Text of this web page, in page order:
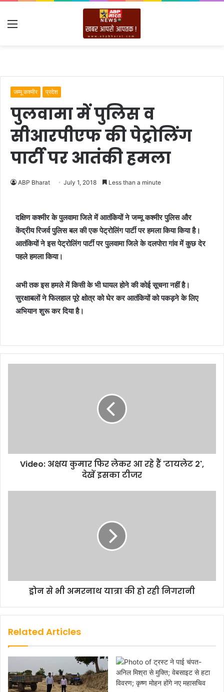
Menu
जम्मू कश्मीर प्रदेश
पुलवामा में पुलिस व
सीआरपीएफ की पेट्रोलिंग
पार्टी पर आतंकी हमला
ABP Bharat July 1, 2018 Less than a minute
दक्षिण कश्मीर के पुलवामा जिले में आतंकियों ने जम्मू कश्मीर पुलिस और
केंद्रीय रिजर्व पुलिस बल की एक पेट्रोलिंग पार्टी पर हमला किया किया है।
आतंकियों ने इस पेट्रोलिंग पार्टी पर पुलवामा जिले के दलपोरा गांव में कुछ देर
पहले हमला किया।
अभी तक इस हमले में किसी के भी घायल होने की कोई सूचना नहीं है।
सुरक्षाबलों ने फिलहाल पूरे क्षोत्र को घेर कर आतंकियों को पकड़ने के लिए
अभियान शुरू कर दिया है।
Video: अक्षय कुमार फिर लेकर आ रहे हैं 'टायलेट 2',
देखें इसका टीजर
ड्रोन से भी अमरनाथ यात्रा की हो रही निगरानी
Related Articles